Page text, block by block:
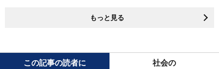
もっと見る
この記事の読者に
社会の